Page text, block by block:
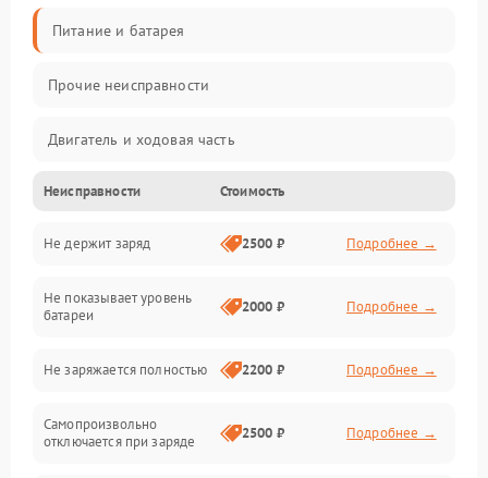
Питание и батарея
Прочие неисправности
Двигатель и ходовая часть
Тормоза и безопасность
Подвеска и колеса
Электроника и управление
Неисправности Стоимость
Не держит заряд 2500 ₽ Подробнее →
Не показывает уровень
батареи
2000 ₽ Подробнее →
Не заряжается полностью 2200 ₽ Подробнее →
Самопроизвольно
отключается при заряде
2500 ₽ Подробнее →